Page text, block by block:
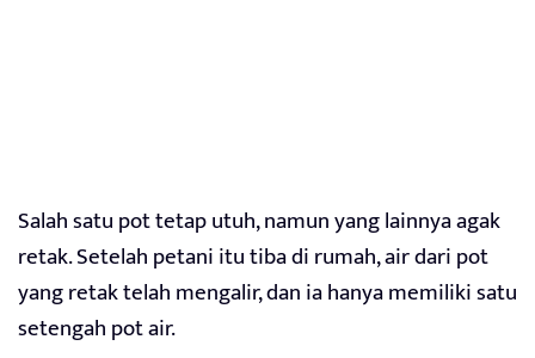
Salah satu pot tetap utuh, namun yang lainnya agak
retak. Setelah petani itu tiba di rumah, air dari pot
yang retak telah mengalir, dan ia hanya memiliki satu
setengah pot air.